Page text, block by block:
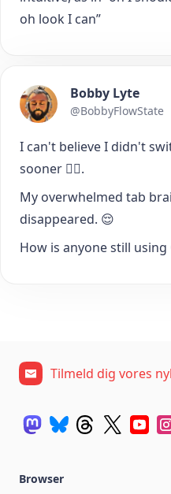
oh look I can”
Bobby Lyte
@BobbyFlowState
I can't believe I didn't
sooner 🤦‍♂️.
My overwhelmed tab
disappeared. 😌
How is anyone still using
Tilmeld dig vores
Browser